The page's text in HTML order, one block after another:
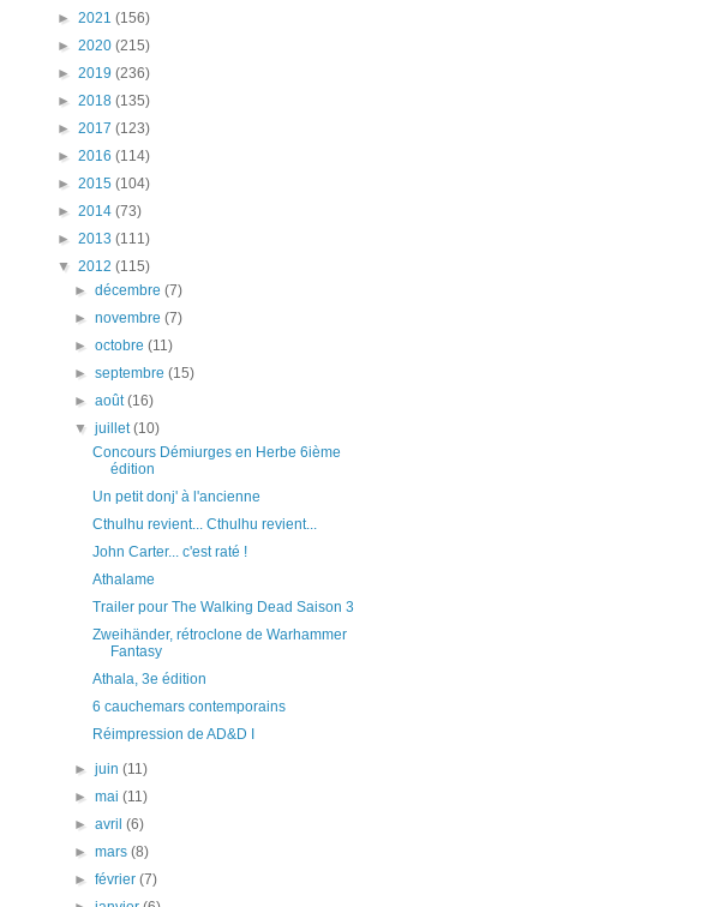
► 2021 (156)
► 2020 (215)
► 2019 (236)
► 2018 (135)
► 2017 (123)
► 2016 (114)
► 2015 (104)
► 2014 (73)
► 2013 (111)
▼ 2012 (115)
►décembre(7)
►novembre(7)
►octobre(11)
►septembre(15)
►août(16)
▼juillet(10)
Concours Démiurges en Herbe 6ième
édition
Un petit donj' à l'ancienne
Cthulhu revient... Cthulhu revient...
John Carter... c'est raté !
Athalame
Trailer pour The Walking Dead Saison 3
Zweihänder, rétroclone de Warhammer
Fantasy
Athala, 3e édition
6 cauchemars contemporains
Réimpression de AD&D I
►juin(11)
►mai(11)
►avril(6)
►mars(8)
►février(7)